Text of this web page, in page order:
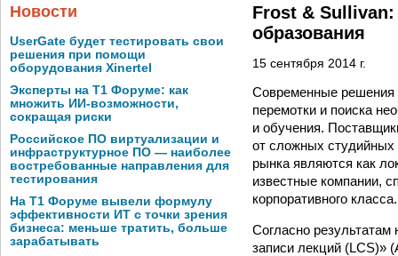
Новости
UserGate будет тестировать свои
решения при помощи
оборудования Xinertel
Эксперты на Т1 Форуме: как
множить ИИ-возможности,
сокращая риски
Российское ПО виртуализации и
инфраструктурное ПО — наиболее
востребованные направления для
тестирования
На Т1 Форуме вывели формулу
эффективности ИТ с точки зрения
бизнеса: меньше тратить, больше
зарабатывать
Frost & Sullivan:
образования
15 сентября 2014 г.
Современные решения
перемотки и поиска
и обучения.
от сложных студийных
рынка являются как
известные компании,
корпоративного класса.
Согласно
записи лекций (LCS)»